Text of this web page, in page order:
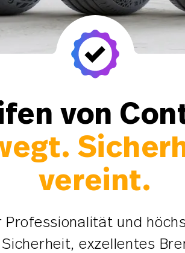
von
vereint.
und
exzellentes